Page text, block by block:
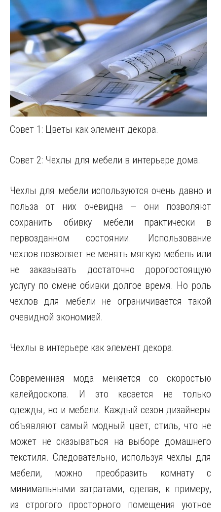
Совет 1: Цветы как элемент декора.
Совет 2: Чехлы для мебели в интерьере дома.
Чехлы для мебели используются очень давно и
польза от них очевидна — они позволяют
сохранить обивку мебели практически в
первозданном состоянии. Использование
чехлов позволяет не менять мягкую мебель или
не заказывать достаточно дорогостоящую
услугу по смене обивки долгое время. Но роль
чехлов для мебели не ограничивается такой
очевидной экономией.
Чехлы в интерьере как элемент декора.
Современная мода меняется со скоростью
калейдоскопа. И это касается не только
одежды, но и мебели. Каждый сезон дизайнеры
объявляют самый модный цвет, стиль, что не
может не сказываться на выборе домашнего
текстиля. Следовательно, используя чехлы для
мебели, можно преобразить комнату с
минимальными затратами, сделав, к примеру,
из строгого просторного помещения уютное